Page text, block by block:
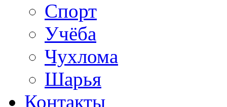
Спорт
Учёба
Чухлома
Шарья
Контакты